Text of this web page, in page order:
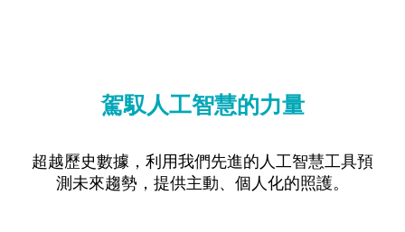
駕馭人工智慧的力量
超越歷史數據，利用我們先進的人工智慧工具預
測未來趨勢，提供主動、個人化的照護。